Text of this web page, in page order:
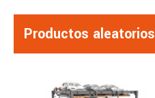
Productos aleatorios